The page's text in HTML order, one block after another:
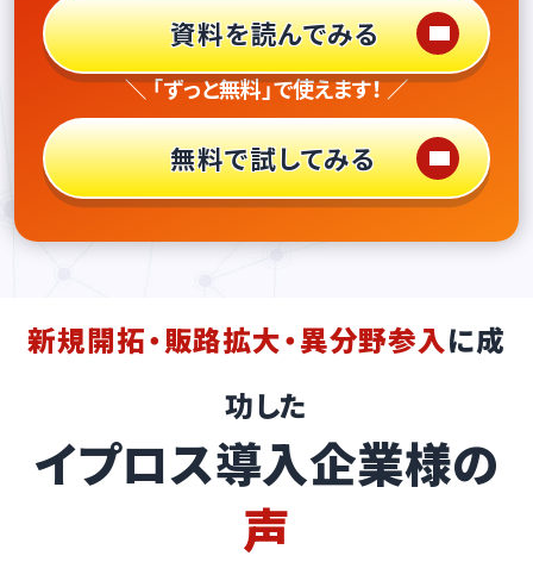
資料を読んでみる
＼ 「ずっと無料」で使えます！ ／
無料で試してみる
新規開拓・販路拡大・異分野参入に成
功した
イプロス導入企業様の
声